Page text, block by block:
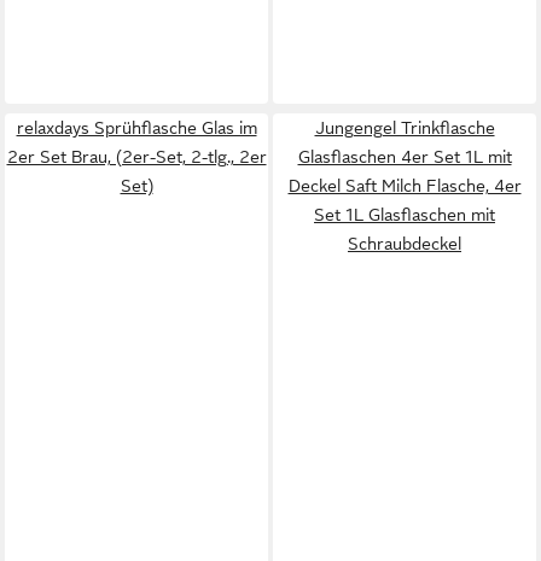
relaxdays Sprühflasche Glas im
2er Set Brau, (2er-Set, 2-tlg., 2er
Set)
Jungengel Trinkflasche
Glasflaschen 4er Set 1L mit
Deckel Saft Milch Flasche, 4er
Set 1L Glasflaschen mit
Schraubdeckel